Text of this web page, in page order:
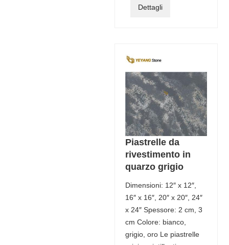
Dettagli
Piastrelle da
rivestimento in
quarzo grigio
Dimensioni: 12″ x 12″,
16″ x 16″, 20″ x 20″, 24″
x 24″ Spessore: 2 cm, 3
cm Colore: bianco,
grigio, oro Le piastrelle